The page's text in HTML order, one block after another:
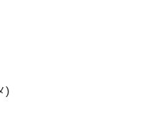
)